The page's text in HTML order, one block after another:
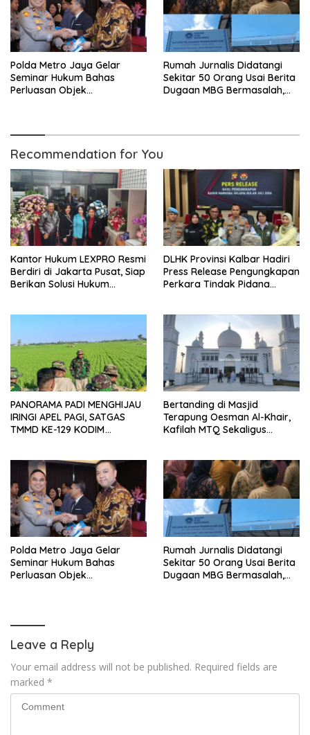
Polda Metro Jaya Gelar
Seminar Hukum Bahas
Perluasan Objek
Rumah Jurnalis Didatangi
Sekitar 50 Orang Usai Berita
Dugaan MBG Bermasalah,
Recommendation for You
Kantor Hukum LEXPRO Resmi
Berdiri di Jakarta Pusat, Siap
Berikan Solusi Hukum
DLHK Provinsi Kalbar Hadiri
Press Release Pengungkapan
Perkara Tindak Pidana
PANORAMA PADI MENGHIJAU
IRINGI APEL PAGI, SATGAS
TMMD KE-129 KODIM
Bertanding di Masjid
Terapung Oesman Al-Khair,
Kafilah MTQ Sekaligus
Polda Metro Jaya Gelar
Seminar Hukum Bahas
Perluasan Objek
Rumah Jurnalis Didatangi
Sekitar 50 Orang Usai Berita
Dugaan MBG Bermasalah,
Leave a Reply
Your email address will not be published. Required fields are
marked *